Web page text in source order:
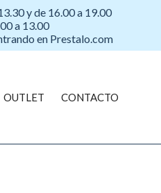
y de 16.00 a 19.00
a 13.00
en Prestalo.com
OUTLET CONTACTO